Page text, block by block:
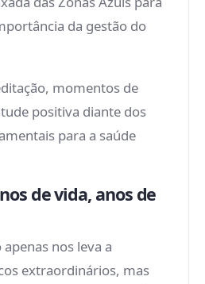
da gestão do
momentos de
positiva diante dos
para a saúde
de vida, anos de
nos leva a
extraordinários, mas